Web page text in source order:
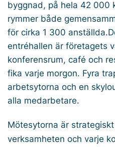
byggnad, på hela 42 000
rymmer både
för cirka 1 300
entréhallen är företagets
konferensrum, café och
fika varje morgon. Fyra
arbetsytorna och en
alla medarbetare.
Mötesytorna är
verksamheten och varje